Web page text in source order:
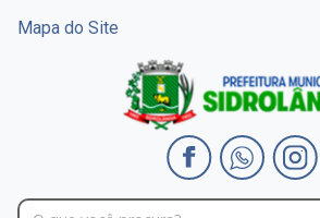
Mapa do Site